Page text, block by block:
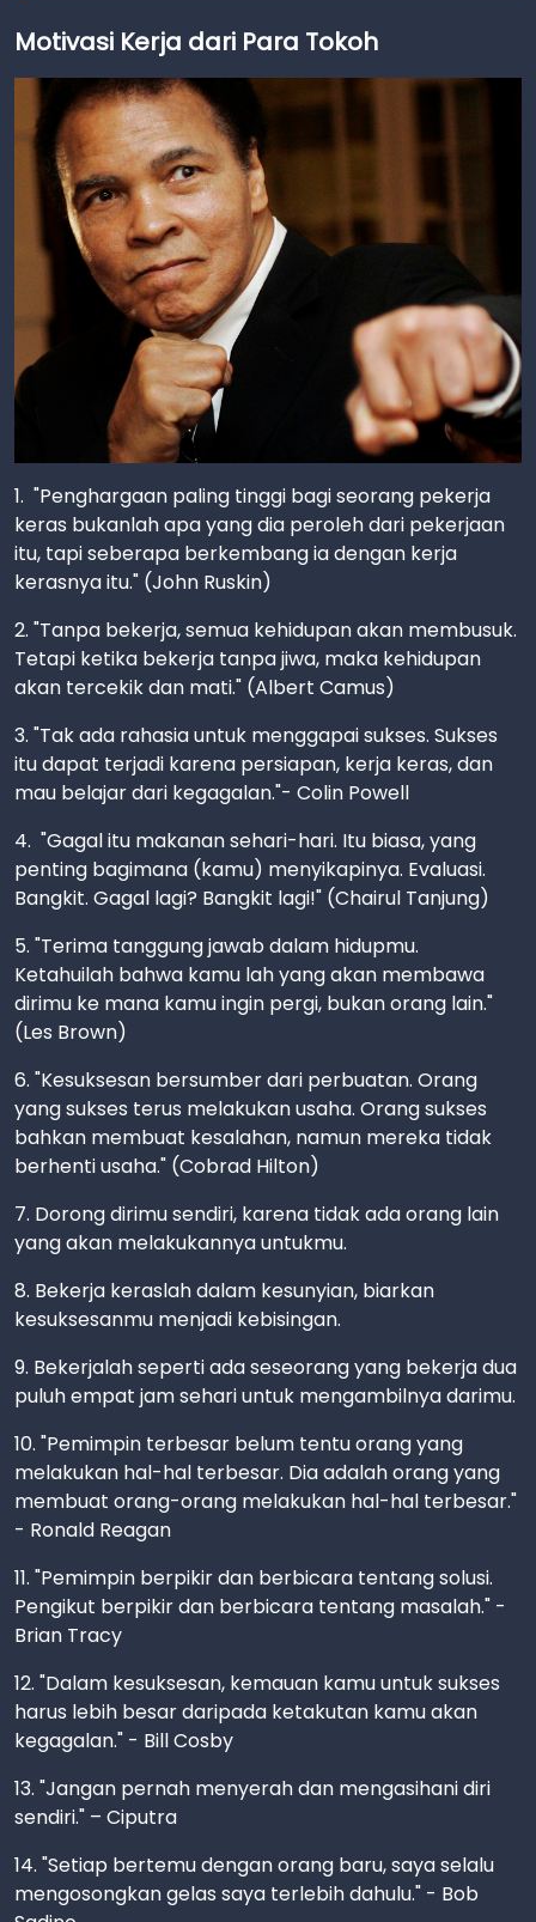
Motivasi Kerja dari Para Tokoh
1. "Penghargaan paling tinggi bagi seorang pekerja
keras bukanlah apa yang dia peroleh dari pekerjaan
itu, tapi seberapa berkembang ia dengan kerja
kerasnya itu." (John Ruskin)
2. "Tanpa bekerja, semua kehidupan akan membusuk.
Tetapi ketika bekerja tanpa jiwa, maka kehidupan
akan tercekik dan mati." (Albert Camus)
3. "Tak ada rahasia untuk menggapai sukses. Sukses
itu dapat terjadi karena persiapan, kerja keras, dan
mau belajar dari kegagalan."- Colin Powell
4. "Gagal itu makanan sehari-hari. Itu biasa, yang
penting bagimana (kamu) menyikapinya. Evaluasi.
Bangkit. Gagal lagi? Bangkit lagi!" (Chairul Tanjung)
5. "Terima tanggung jawab dalam hidupmu.
Ketahuilah bahwa kamu lah yang akan membawa
dirimu ke mana kamu ingin pergi, bukan orang lain."
(Les Brown)
6. "Kesuksesan bersumber dari perbuatan. Orang
yang sukses terus melakukan usaha. Orang sukses
bahkan membuat kesalahan, namun mereka tidak
berhenti usaha." (Cobrad Hilton)
7. Dorong dirimu sendiri, karena tidak ada orang lain
yang akan melakukannya untukmu.
8. Bekerja keraslah dalam kesunyian, biarkan
kesuksesanmu menjadi kebisingan.
9. Bekerjalah seperti ada seseorang yang bekerja dua
puluh empat jam sehari untuk mengambilnya darimu.
10. "Pemimpin terbesar belum tentu orang yang
melakukan hal-hal terbesar. Dia adalah orang yang
membuat orang-orang melakukan hal-hal terbesar."
- Ronald Reagan
11. "Pemimpin berpikir dan berbicara tentang solusi.
Pengikut berpikir dan berbicara tentang masalah." -
Brian Tracy
12. "Dalam kesuksesan, kemauan kamu untuk sukses
harus lebih besar daripada ketakutan kamu akan
kegagalan." - Bill Cosby
13. "Jangan pernah menyerah dan mengasihani diri
sendiri." – Ciputra
14. "Setiap bertemu dengan orang baru, saya selalu
mengosongkan gelas saya terlebih dahulu." - Bob